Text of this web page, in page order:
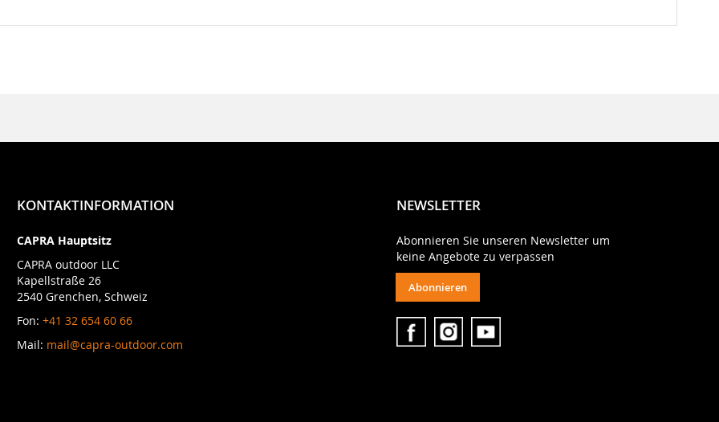
KONTAKTINFORMATION
CAPRA Hauptsitz
CAPRA outdoor LLC
Kapellstraße 26
2540 Grenchen, Schweiz
Fon: +41 32 654 60 66
Mail: mail@capra-outdoor.com
NEWSLETTER
Abonnieren Sie unseren Newsletter um
keine Angebote zu verpassen
Abonnieren